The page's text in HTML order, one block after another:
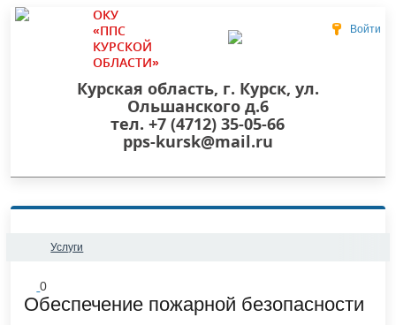
Войти
ОКУ
«ППС
КУРСКОЙ
ОБЛАСТИ»
Курская область, г. Курск, ул.
Ольшанского д.6
тел. +7 (4712) 35-05-66
pps-kursk@mail.ru
Услуги
0
Обеспечение пожарной безопасности